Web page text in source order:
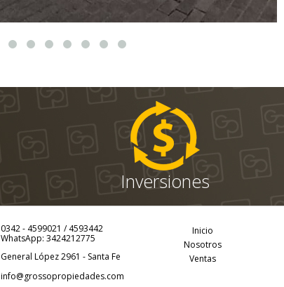
Inversiones
0342 - 4599021 /4593442
WhatsApp: 3424212775
General López 2961 - Santa Fe
info@grossopropiedades.com
Inicio
Nosotros
Ventas